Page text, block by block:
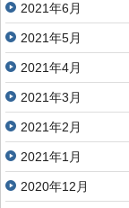
2021年6月
2021年5月
2021年4月
2021年3月
2021年2月
2021年1月
2020年12月